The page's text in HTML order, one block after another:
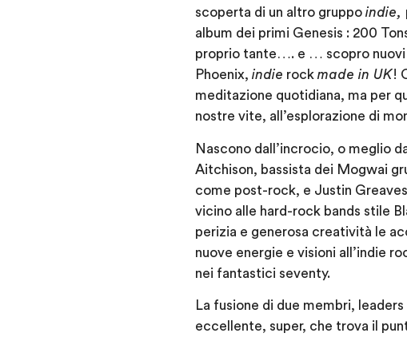
scoperta di un altro gruppo indie,
album dei primi Genesis : 200
proprio tante…. e … scopro
Phoenix, indie rock made in UK!
meditazione quotidiana, ma per
nostre vite, all’esplorazione di
Nascono dall’incrocio, o meglio
Aitchison, bassista dei Mogwai
come post-rock, e Justin
vicino alle hard-rock bands stile
perizia e generosa creatività le
nuove energie e visioni all’indie
nei fantastici seventy.
La fusione di due membri,
eccellente, super, che trova il